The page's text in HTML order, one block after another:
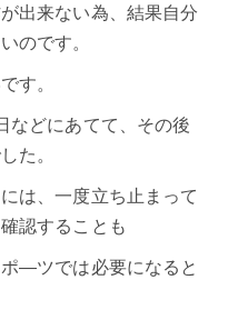
出来ない為、結果自分
のです。
す。
などにあてて、その後
た。
は、一度立ち止まって
認することも
―ツでは必要になると